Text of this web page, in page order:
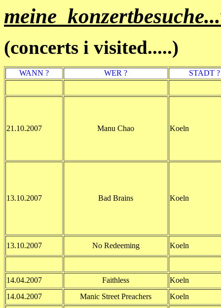
meine
(concerts i visited.....)
WANN ? WER ? STADT ?
21.10.2007 Manu Chao Koeln
13.10.2007 Bad Brains Koeln
13.10.2007 No Redeeming Koeln
14.04.2007 Faithless
Koeln
14.04.2007
Manic Street Preachers
Koeln